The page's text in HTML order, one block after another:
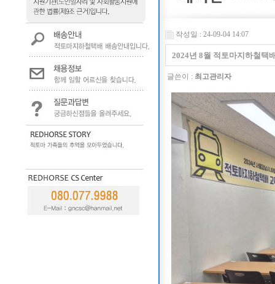
작성일 : 24-09-04 14:07
2024년 8월 적토마지하철택
글쓴이 : 최고관리자